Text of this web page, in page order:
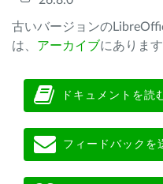
古いバージョンの
は、 アーカイブにあります
ドキュメントを読
フィードバックを